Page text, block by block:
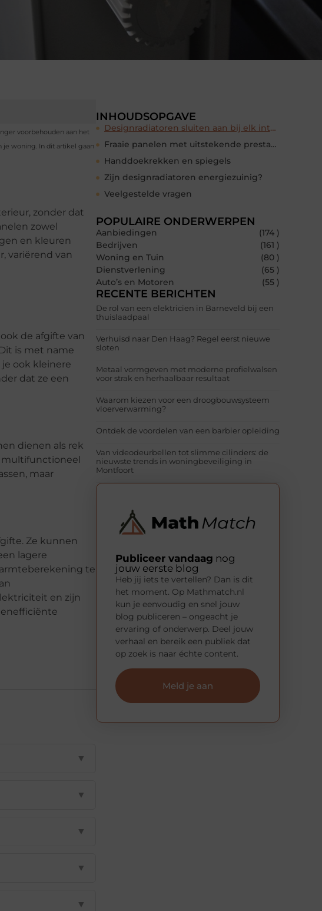
voorbehouden aan het
woning. In dit artikel gaan
zonder dat
zowel
en kleuren
variërend van
de afgifte van
is met name
ook kleinere
dat ze een
dienen als rek
multifunctioneel
maar
Ze kunnen
lagere
te
en zijn
▼
▼
▼
▼
▼
INHOUDSOPGAVE
Designradiatoren sluiten aan bij elk interieur
Fraaie panelen met uitstekende prestaties
Handdoekrekken en spiegels
Zijn designradiatoren energiezuinig?
Veelgestelde vragen
POPULAIRE ONDERWERPEN
Aanbiedingen
(174 )
Bedrijven
(161 )
Woning en Tuin
(80 )
Dienstverlening
(65 )
Auto’s en Motoren
(55 )
RECENTE BERICHTEN
De rol van een elektricien in Barneveld bij een
thuislaadpaal
Verhuisd naar Den Haag? Regel eerst nieuwe
sloten
Metaal vormgeven met moderne profielwalsen
voor strak en herhaalbaar resultaat
Waarom kiezen voor een droogbouwsysteem
vloerverwarming?
Ontdek de voordelen van een barbier opleiding
Van videodeurbellen tot slimme cilinders: de
nieuwste trends in woningbeveiliging in
Montfoort
Publiceer vandaag nog
jouw eerste blog
Heb jij iets te vertellen? Dan is dit
het moment. Op Mathmatch.nl
kun je eenvoudig en snel jouw
blog publiceren – ongeacht je
ervaring of onderwerp. Deel jouw
verhaal en bereik een publiek dat
op zoek is naar échte content.
Meld je aan